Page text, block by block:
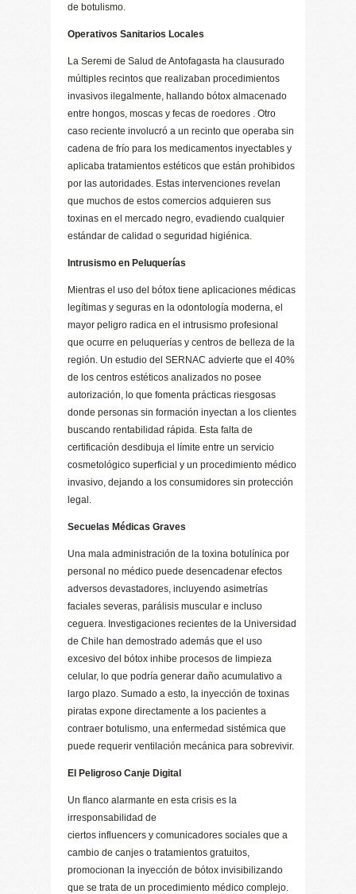
de botulismo.
Operativos Sanitarios Locales
La Seremi de Salud de Antofagasta ha clausurado
múltiples recintos que realizaban procedimientos
invasivos ilegalmente, hallando bótox almacenado
entre hongos, moscas y fecas de roedores . Otro
caso reciente involucró a un recinto que operaba sin
cadena de frío para los medicamentos inyectables y
aplicaba tratamientos estéticos que están prohibidos
por las autoridades. Estas intervenciones revelan
que muchos de estos comercios adquieren sus
toxinas en el mercado negro, evadiendo cualquier
estándar de calidad o seguridad higiénica.
Intrusismo en Peluquerías
Mientras el uso del bótox tiene aplicaciones médicas
legítimas y seguras en la odontología moderna, el
mayor peligro radica en el intrusismo profesional
que ocurre en peluquerías y centros de belleza de la
región. Un estudio del SERNAC advierte que el 40%
de los centros estéticos analizados no posee
autorización, lo que fomenta prácticas riesgosas
donde personas sin formación inyectan a los clientes
buscando rentabilidad rápida. Esta falta de
certificación desdibuja el límite entre un servicio
cosmetológico superficial y un procedimiento médico
invasivo, dejando a los consumidores sin protección
legal.
Secuelas Médicas Graves
Una mala administración de la toxina botulínica por
personal no médico puede desencadenar efectos
adversos devastadores, incluyendo asimetrías
faciales severas, parálisis muscular e incluso
ceguera. Investigaciones recientes de la Universidad
de Chile han demostrado además que el uso
excesivo del bótox inhibe procesos de limpieza
celular, lo que podría generar daño acumulativo a
largo plazo. Sumado a esto, la inyección de toxinas
piratas expone directamente a los pacientes a
contraer botulismo, una enfermedad sistémica que
puede requerir ventilación mecánica para sobrevivir.
El Peligroso Canje Digital
Un flanco alarmante en esta crisis es la
irresponsabilidad de
ciertos influencers y comunicadores sociales que a
cambio de canjes o tratamientos gratuitos,
promocionan la inyección de bótox invisibilizando
que se trata de un procedimiento médico complejo.